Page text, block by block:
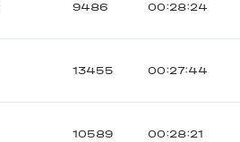
9486 00:28:24
13455 00:27:44
10589 00:28:21